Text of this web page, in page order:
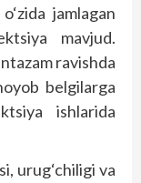
jamlagan
mavjud.
ravishda
belgilarga
ishlarida
urug‘chiligi va